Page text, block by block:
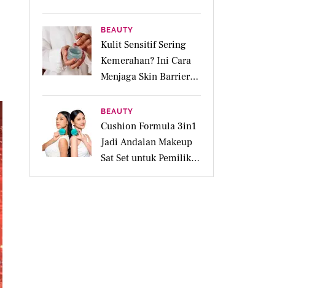
Jakarta Undercover:
Members Only
BEAUTY
Kulit Sensitif Sering
Kemerahan? Ini Cara
Menjaga Skin Barrier
agar Tetap Tenang
BEAUTY
Cushion Formula 3in1
Jadi Andalan Makeup
Sat Set untuk Pemilik
Kulit Acne Prone